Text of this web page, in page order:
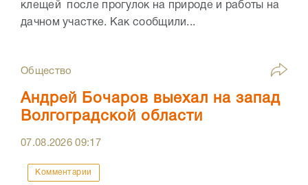
клещей после прогулок на природе и работы на
дачном участке. Как сообщили...
Общество
Андрей Бочаров выехал на запад
Волгоградской области
07.08.202609:17
Комментарии